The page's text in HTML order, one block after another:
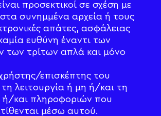
προσεκτικοί σε σχέση με
συνημμένα αρχεία ή τους
απάτες, ασφάλειας
ευθύνη έναντι των
των τρίτων απλά και μόνο
επισκέπτης του
λειτουργία ή μη ή/και τη
ή/και πληροφοριών που
μέσω αυτού.